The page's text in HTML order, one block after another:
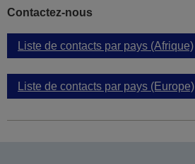
Contactez-nous
Liste de contacts par pays (Afrique)
Liste de contacts par pays (Europe)